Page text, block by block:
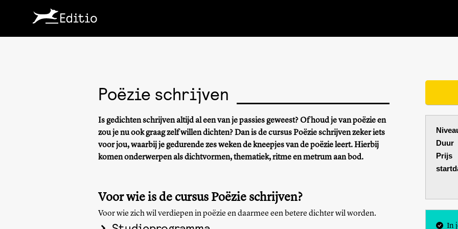
Poëzie schrijven
Is gedichten schrijven altijd al een van je passies geweest? Of houd je van poëzie en
zou je nu ook graag zelf willen dichten? Dan is de cursus Poëzie schrijven zeker iets
voor jou, waarbij je gedurende zes weken de kneepjes van de poëzie leert. Hierbij
komen onderwerpen als dichtvormen, thematiek, ritme en metrum aan bod.
Voor wie is de cursus Poëzie schrijven?
Voor wie zich wil verdiepen in poëzie en daarmee een betere dichter wil worden.
Duur
Prijs
In